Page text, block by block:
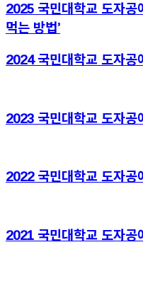
2025 국민대학교 도자공
먹는 방법’
2024 국민대학교 도자공
2023 국민대학교 도자공
2022 국민대학교 도자공
2021 국민대학교 도자공